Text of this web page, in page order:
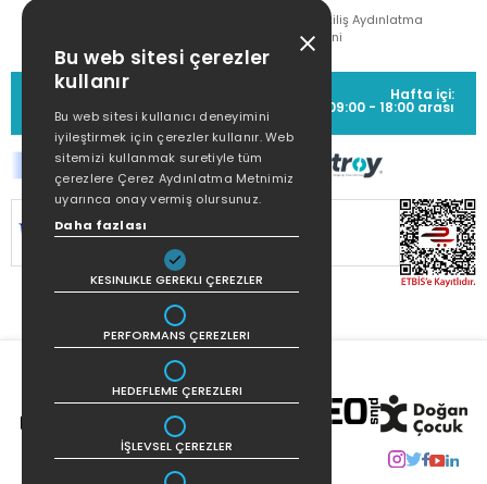
Çekiliş Aydınlatma
Metni
MÜŞTERİ HİZMETLERİ
(0212) 373 77 00
Hafta içi:
09:00 - 18:00 arası
SİTEMİZ
KORUNMAKTADIR.
Bu web sitesi çerezler
kullanır
Bu web sitesi kullanıcı deneyimini
iyileştirmek için çerezler kullanır. Web
sitemizi kullanmak suretiyle tüm
çerezlere Çerez Aydınlatma Metnimiz
uyarınca onay vermiş olursunuz.
Daha fazlası
KESINLIKLE GEREKLI ÇEREZLER
PERFORMANS ÇEREZLERI
HEDEFLEME ÇEREZLERI
İŞLEVSEL ÇEREZLER